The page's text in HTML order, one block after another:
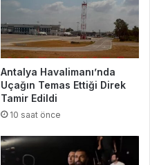
Antalya Havalimanı’nda
Uçağın Temas Ettiği Direk
Tamir Edildi
10 saat önce